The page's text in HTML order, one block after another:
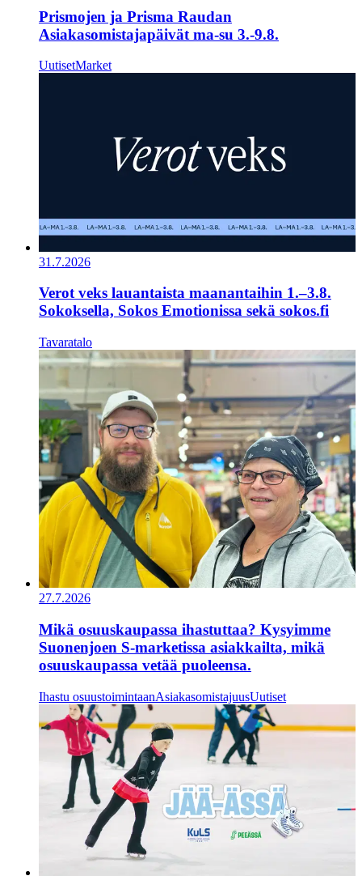
Prismojen ja Prisma Raudan
Asiakasomistajapäivät ma-su 3.-9.8.
UutisetMarket
31.7.2026
Verot veks lauantaista maanantaihin 1.–3.8.
Sokoksella, Sokos Emotionissa sekä sokos.fi
Tavaratalo
27.7.2026
Mikä osuuskaupassa ihastuttaa? Kysyimme
Suonenjoen S-marketissa asiakkailta, mikä
osuuskaupassa vetää puoleensa.
Ihastu osuustoimintaanAsiakasomistajuusUutiset